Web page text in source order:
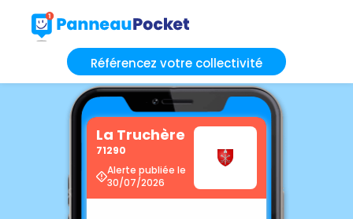
Référencez votre collectivité
La Truchère
71290
Alerte publiée le
30/07/2026